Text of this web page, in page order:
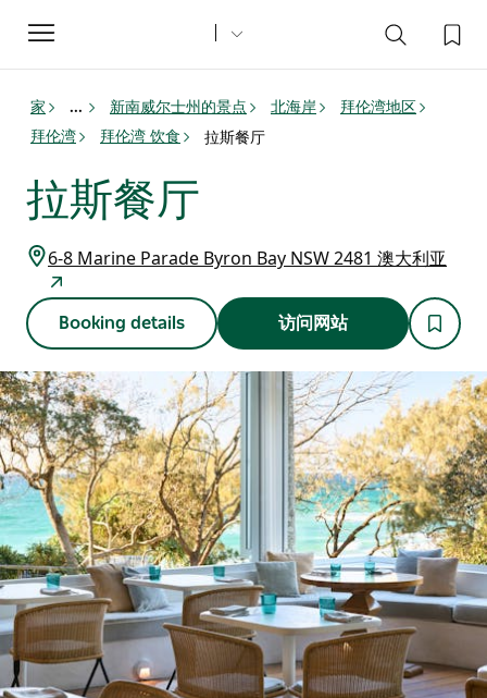
Toggle
navigation
家 ... 新南威尔士州的景点 北海岸
拜伦湾地区
拜伦湾
拜伦湾 饮食 拉斯餐厅
拉斯餐厅
6-8 Marine Parade Byron Bay NSW 2481 澳大利亚
Booking details 访问网站